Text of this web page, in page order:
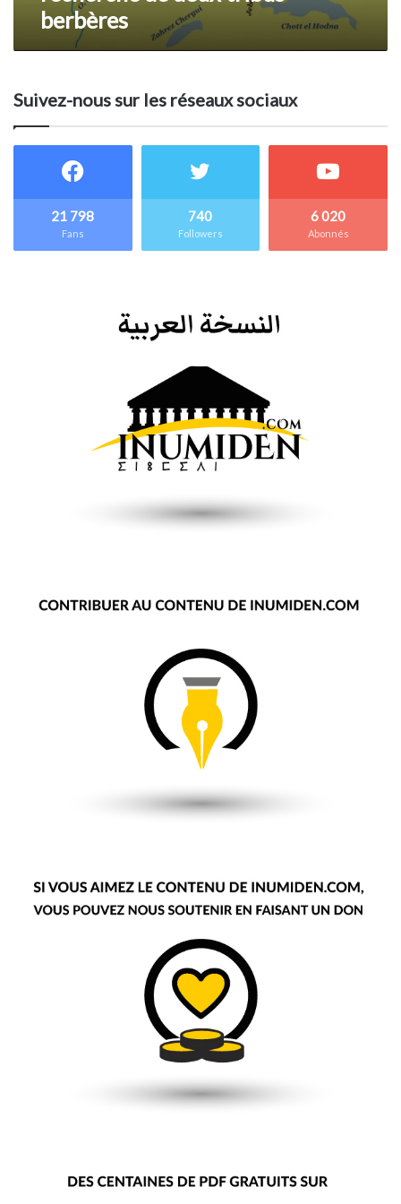
berbères
Suivez-nous sur les réseaux sociaux
21 798
Fans
740
Followers
6 020
Abonnés